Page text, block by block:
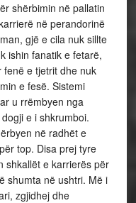
shërbimin në pallatin
në perandorinë
gjë e cila nuk sillte
ishin fanatik e fetarë,
e tjetrit dhe nuk
e fesë. Sistemi
u rrëmbyen nga
e i shkrumboi.
në radhët e
top. Disa prej tyre
shkallët e karrierës për
shumta në ushtri. Më i
zgjidhej dhe